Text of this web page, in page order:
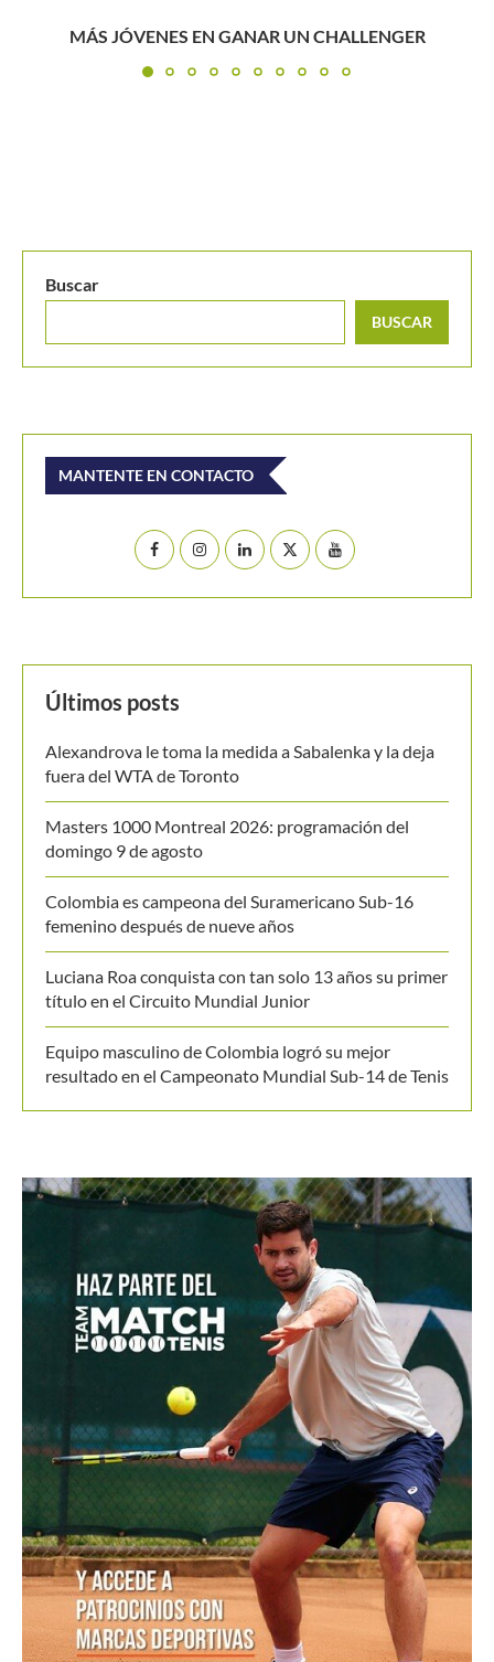
El profesor de tenis que fue leyenda ante Roger
Buscar
BUSCAR
MANTENTE EN CONTACTO
Últimos posts
Alexandrova le toma la medida a Sabalenka y la deja
fuera del WTA de Toronto
Masters 1000 Montreal 2026: programación del
domingo 9 de agosto
Colombia es campeona del Suramericano Sub-16
femenino después de nueve años
Luciana Roa conquista con tan solo 13 años su primer
título en el Circuito Mundial Junior
Equipo masculino de Colombia logró su mejor
resultado en el Campeonato Mundial Sub-14 de Tenis